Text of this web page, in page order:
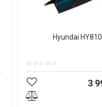
Hyundai HY810
3